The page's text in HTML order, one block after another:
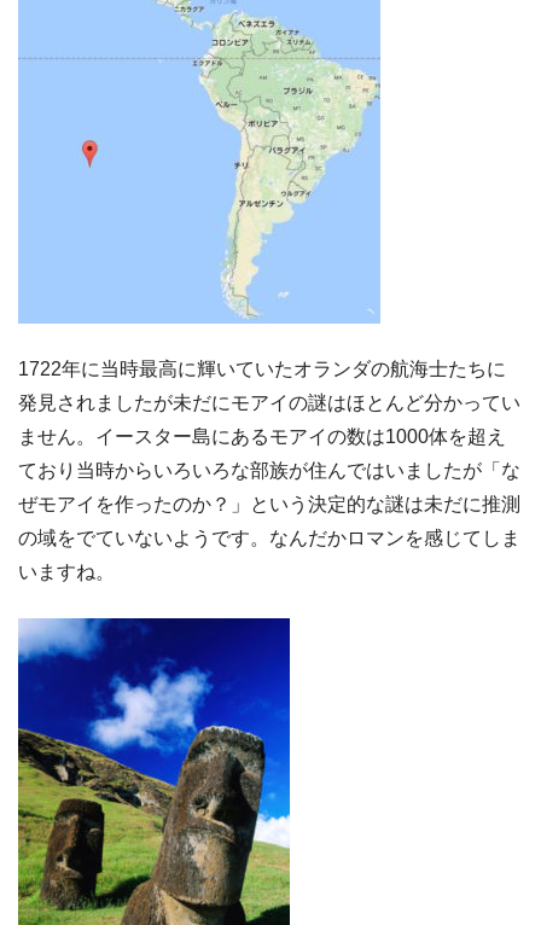
1722年に当時最高に輝いていたオランダの航海士たちに
発見されましたが未だにモアイの謎はほとんど分かってい
ません。イースター島にあるモアイの数は1000体を超え
ており当時からいろいろな部族が住んではいましたが「な
ぜモアイを作ったのか？」という決定的な謎は未だに推測
の域をでていないようです。なんだかロマンを感じてしま
いますね。